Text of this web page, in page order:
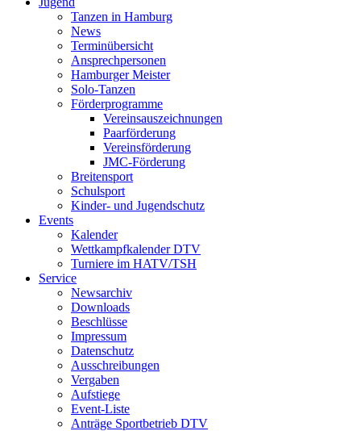
Tanzen in Hamburg
News
Terminübersicht
Ansprechpersonen
Hamburger Meister
Solo-Tanzen
Förderprogramme
Vereinsauszeichnungen
Paarförderung
Vereinsförderung
JMC-Förderung
Breitensport
Schulsport
Kinder- und Jugendschutz
Events
Kalender
Wettkampfkalender DTV
Turniere im HATV/TSH
Service
Newsarchiv
Downloads
Beschlüsse
Impressum
Datenschutz
Ausschreibungen
Vergaben
Aufstiege
Event-Liste
Anträge Sportbetrieb DTV